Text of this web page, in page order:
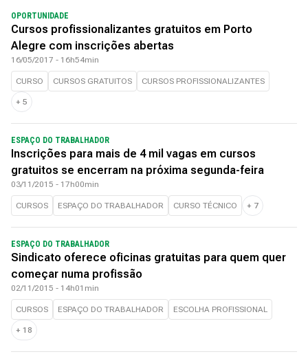
OPORTUNIDADE
Cursos profissionalizantes gratuitos em Porto
Alegre com inscrições abertas
16/05/2017 - 16h54min
CURSO CURSOS GRATUITOS CURSOS PROFISSIONALIZANTES
+ 5
ESPAÇO DO TRABALHADOR
Inscrições para mais de 4 mil vagas em cursos
gratuitos se encerram na próxima segunda-feira
03/11/2015 - 17h00min
CURSOS ESPAÇO DO TRABALHADOR CURSO TÉCNICO + 7
ESPAÇO DO TRABALHADOR
Sindicato oferece oficinas gratuitas para quem quer
começar numa profissão
02/11/2015 - 14h01min
CURSOS ESPAÇO DO TRABALHADOR ESCOLHA PROFISSIONAL
+ 18